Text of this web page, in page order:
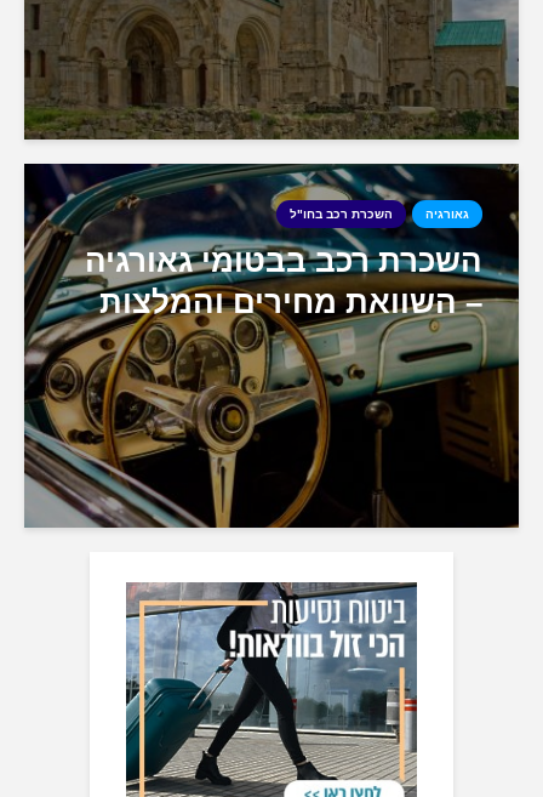
גאורגיה השכרת רכב בחו"ל
השכרת רכב בבטומי גאורגיה
– השוואת מחירים והמלצות